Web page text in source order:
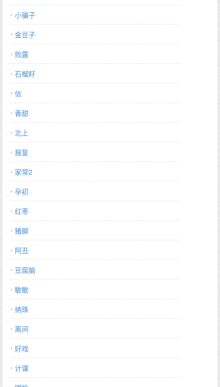
小骗子
金豆子
败露
石榴籽
信
香甜
北上
报复
家常2
孕初
红枣
猪脚
阿丑
豆腐脑
敏敏
纳珠
离间
好戏
计谋